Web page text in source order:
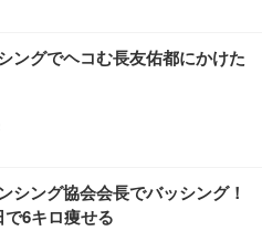
気性メッシュ ゲーミング/勉強/事
ソコンチェア (ホワイト)
スチェア デスクチェア 肘なし メ
バーサポート付き 腰サポート ガ
度回転 キャスター付き コンパク
280Hz/FHD】GRAPHT THE S
Monitor 24” Essential ゲーミン
インチ 1ms FHD 量子ドット 残
ペットシーツ 超厚型 お徳用 レギ
Amazon.co.jp限定】
ングでヘコむ長友佑都にかけた
シング協会会長でバッシング！
6キロ痩せる